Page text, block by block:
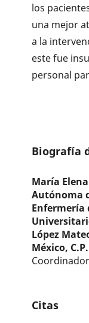
los
una mejor
a la
este fue
personal
Biografía
María
Autónoma
Enfermería
López
México,
Citas